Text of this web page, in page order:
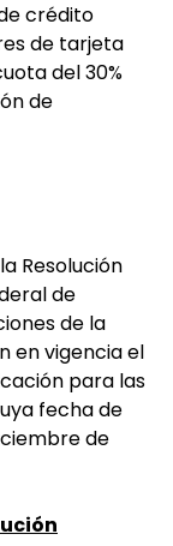
crédito
de tarjeta
del 30%
de
Resolución
de
de la
en vigencia el
para las
fecha de
de